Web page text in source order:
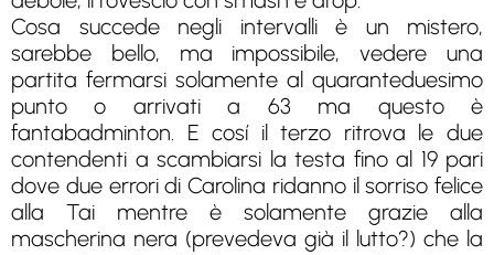
Cosa succede negli intervalli è un mistero,
sarebbe bello, ma impossibile, vedere una
partita fermarsi solamente al quaranteduesimo
punto o arrivati a 63 ma questo è
fantabadminton. E cosí il terzo ritrova le due
contendenti a scambiarsi la testa fino al 19 pari
dove due errori di Carolina ridanno il sorriso felice
alla Tai mentre è solamente grazie alla
mascherina nera (prevedeva già il lutto?) che la